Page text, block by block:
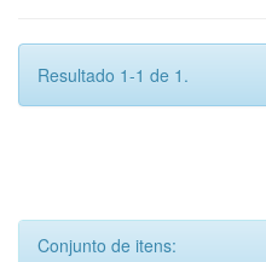
Resultado 1-1 de 1.
Conjunto de itens: